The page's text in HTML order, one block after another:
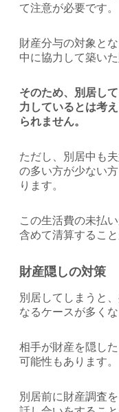
て注意が必要です。
財産分与の対象と
中に協力して築いた
そのため、別居し
力しているとは考
られません。
ただし、別居中も
の多い方が少ない
ります。
この生活費の未払
含めて清算すること
財産隠しの対策
別居してしまうと
なるケースが多くな
相手が財産を隠し
可能性もあります。
別居前に財産調査